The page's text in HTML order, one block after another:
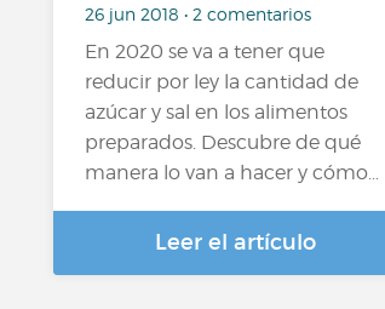
26 jun 2018 • 2 comentarios
En 2020 se va a tener que
reducir por ley la cantidad de
azúcar y sal en los alimentos
preparados. Descubre de qué
manera lo van a hacer y cómo…
Leer el artículo